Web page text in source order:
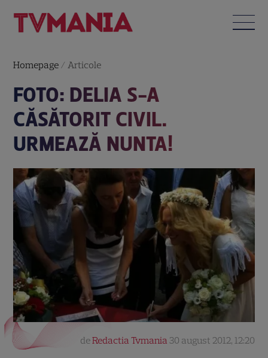
Homepage / Articole
FOTO: DELIA S-A
CĂSĂTORIT CIVIL.
URMEAZĂ NUNTA!
deRedactia Tvmania 30 august 2012, 12:20